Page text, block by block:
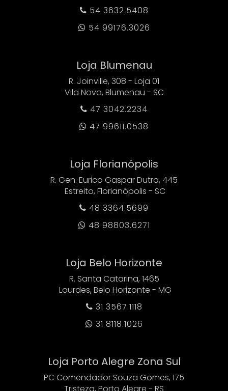
 54 3632.5408
 54 99176.3026
Loja Blumenau
R. Joinville, 308 - Loja 01
Vila Nova, Blumenau - SC
 47 3042.2234
 47 99611.0538
Loja Florianópolis
R. Gen. Eurico Gaspar Dutra, 445
Estreito, Florianópolis - SC
 48 3364.5699
 48 98803.6271
Loja Belo Horizonte
R. Santa Catarina, 1465
Lourdes, Belo Horizonte - MG
 31 3567.1118
 31 8118.1026
Loja Porto Alegre Zona Sul
PC Comendador Souza Gomes, 175
Tristeza, Porto Alegre - RS